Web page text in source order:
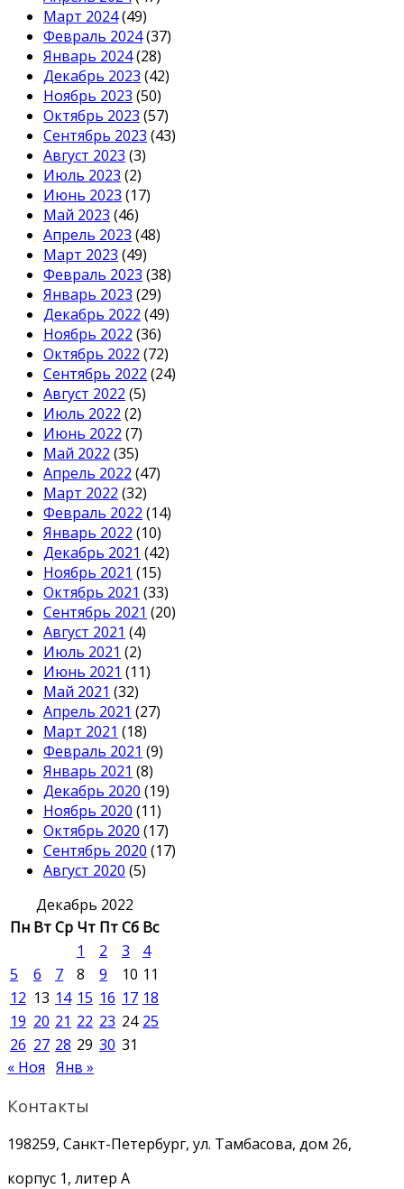
Март 2024(49)
Февраль 2024(37)
Январь 2024(28)
Декабрь 2023 (42)
Ноябрь 2023 (50)
Октябрь 2023 (57)
Сентябрь 2023 (43)
Август 2023 (3)
Июль 2023 (2)
Июнь 2023 (17)
Май 2023 (46)
Апрель 2023 (48)
Март 2023 (49)
Февраль 2023 (38)
Январь 2023 (29)
Декабрь 2022 (49)
Ноябрь 2022 (36)
Октябрь 2022 (72)
Сентябрь 2022 (24)
Август 2022 (5)
Июль 2022 (2)
Июнь 2022 (7)
Май 2022 (35)
Апрель 2022 (47)
Март 2022 (32)
Февраль 2022 (14)
Январь 2022 (10)
Декабрь 2021 (42)
Ноябрь 2021 (15)
Октябрь 2021 (33)
Сентябрь 2021 (20)
Август 2021 (4)
Июль 2021 (2)
Июнь 2021 (11)
Май 2021 (32)
Апрель 2021 (27)
Март 2021 (18)
Февраль 2021 (9)
Январь 2021 (8)
Декабрь 2020 (19)
Ноябрь 2020 (11)
Октябрь 2020 (17)
Сентябрь 2020 (17)
Август 2020 (5)
Декабрь 2022
Пн ВтСр Чт ПтСб Вс
1
2 3
4
5
6 7 8 9 10 11
12 13 14 15 16 17 18
19 20 21 22 23 24 25
26 27 28 29 30 31
« Ноя Янв »
Контакты
198259, Санкт-Петербург, ул. Тамбасова, дом 26,
корпус 1, литер А